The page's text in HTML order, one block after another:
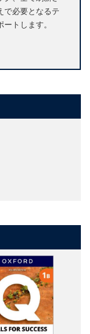
で必要となるテ
トします。